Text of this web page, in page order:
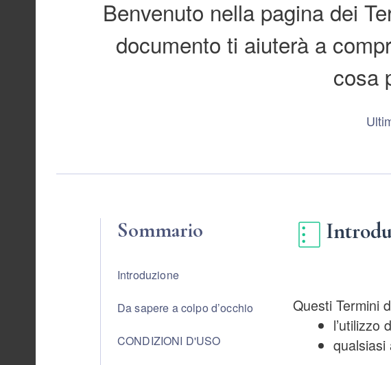
Benvenuto nella pagina dei
documento ti aiuterà a
cosa
Sommario
Introduzione
Da sapere a colpo d’occhio
CONDIZIONI D'USO
Questi Termini
l’utilizzo